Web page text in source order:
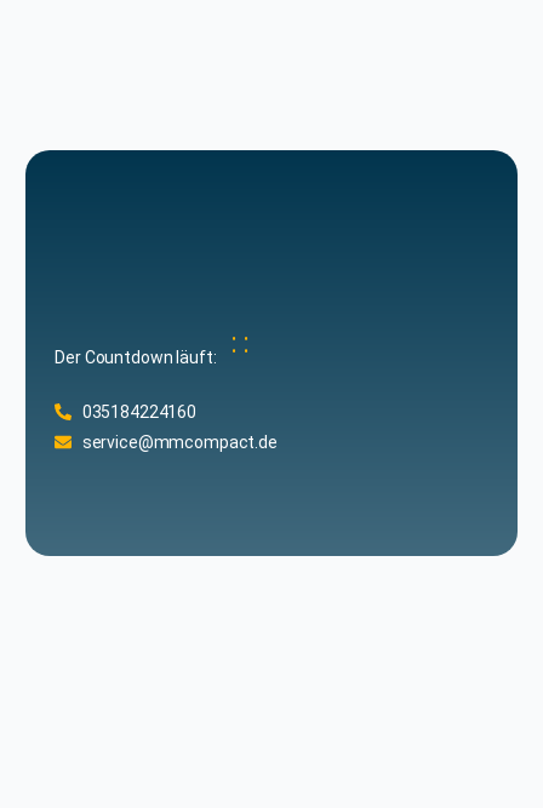
Der Countdown läuft: : :
035184224160
service@mmcompact.de